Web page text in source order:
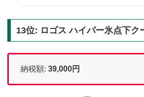
13位: ロゴス ハイパー氷点下ク
納税額: 39,000円